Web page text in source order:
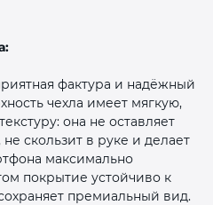
фактура и надёжный
чехла имеет мягкую,
она не оставляет
скользит в руке и делает
максимально
покрытие устойчиво к
премиальный вид.